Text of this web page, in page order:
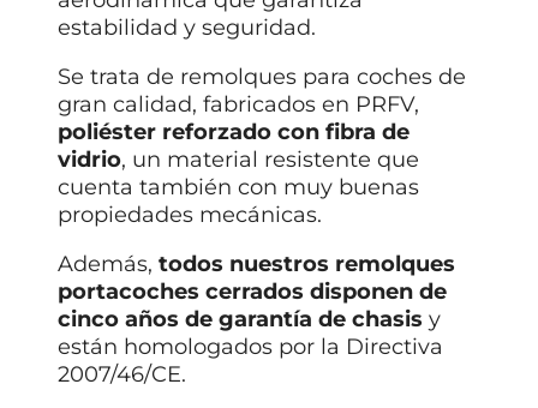
estabilidad y seguridad.
Se trata de remolques para coches de
gran calidad, fabricados en PRFV,
poliéster reforzado con fibra de
vidrio, un material resistente que
cuenta también con muy buenas
propiedades mecánicas.
Además, todos nuestros remolques
portacoches cerrados disponen de
cinco años de garantía de chasis y
están homologados por la Directiva
2007/46/CE.